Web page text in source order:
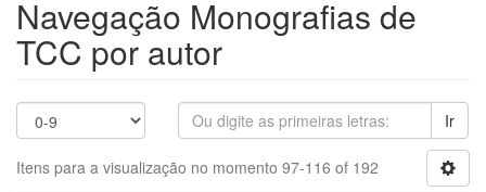
Navegação Monografias de
TCC por autor
Ir
Itens para a visualização no momento 97-116 of 192